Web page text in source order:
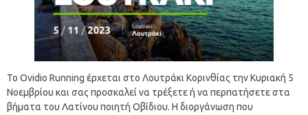
Το Ovidio Running έρχεται στο Λουτράκι Κορινθίας την Κυριακή 5
Νοεμβρίου και σας προσκαλεί να τρέξετε ή να περπατήσετε στα
βήματα του Λατίνου ποιητή Οβίδιου. Η διοργάνωση που